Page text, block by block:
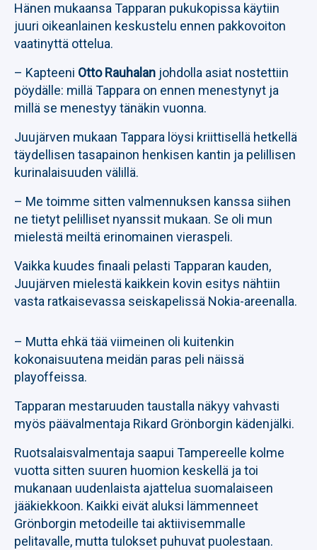
Hänen mukaansa Tapparan pukukopissa käytiin
juuri oikeanlainen keskustelu ennen pakkovoiton
vaatinyttä ottelua.
– Kapteeni Otto Rauhalan johdolla asiat nostettiin
pöydälle: millä Tappara on ennen menestynyt ja
millä se menestyy tänäkin vuonna.
Juujärven mukaan Tappara löysi kriittisellä hetkellä
täydellisen tasapainon henkisen kantin ja pelillisen
kurinalaisuuden välillä.
– Me toimme sitten valmennuksen kanssa siihen
ne tietyt pelilliset nyanssit mukaan. Se oli mun
mielestä meiltä erinomainen vieraspeli.
Vaikka kuudes finaali pelasti Tapparan kauden,
Juujärven mielestä kaikkein kovin esitys nähtiin
vasta ratkaisevassa seiskapelissä Nokia-areenalla.
– Mutta ehkä tää viimeinen oli kuitenkin
kokonaisuutena meidän paras peli näissä
playoffeissa.
Tapparan mestaruuden taustalla näkyy vahvasti
myös päävalmentaja Rikard Grönborgin kädenjälki.
Ruotsalaisvalmentaja saapui Tampereelle kolme
vuotta sitten suuren huomion keskellä ja toi
mukanaan uudenlaista ajattelua suomalaiseen
jääkiekkoon. Kaikki eivät aluksi lämmenneet
Grönborgin metodeille tai aktiivisemmalle
pelitavalle, mutta tulokset puhuvat puolestaan.